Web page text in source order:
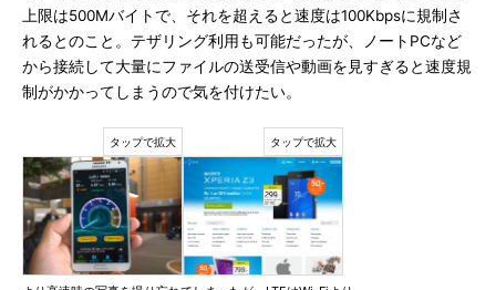
上限は500Mバイトで、それを超えると速度は100Kbpsに規制さ
れるとのこと。テザリング利用も可能だったが、ノートPCなど
から接続して大量にファイルの送受信や動画を見すぎると速度規
制がかかってしまうので気を付けたい。